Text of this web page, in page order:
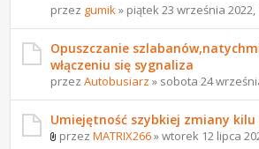
przez gumik » piątek 23 września 2022,
Opuszczanie
włączeniu się sygnaliza
przezAutobusiarz » sobota 24
Umiejętność szybkiej zmiany
przezMATRIX266» wtorek 12 lipca